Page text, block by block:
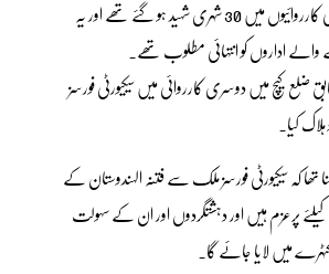
این 70 پر دہشتگردوں کی کارروائیوں میں 30 شہری شہید ہو گئے تھے اور یہ
والے اداروں کو انتہائی مطلوب تھے۔
کیچ میں دوسری کارروائی میں سیکیورٹی فورسز
کیا۔
تھا کہ سیکیورٹی فورسز ملک سے فتنہ الہندوستان کے
پرعزم ہیں اور دہشتگردوں اور ان کے سہولت
میں لایا جائے گا۔